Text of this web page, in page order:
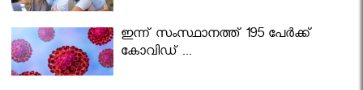
ഇന്ന് സംസ്ഥാനത്ത് 195 പേര്‍ക്ക്
കോവിഡ് ...